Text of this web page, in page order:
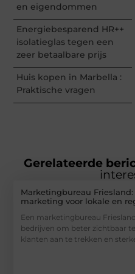
en eigendommen
Energiebesparend HR++
isolatieglas tegen een
zeer betaalbare prijs
Huis kopen in Marbella :
Praktische vragen
Gerelateerde
Marketingbureau Friesland:
marketing voor lokale en
Een marketingbureau
bedrijven om beter zichtbaar
klanten aan te trekken en